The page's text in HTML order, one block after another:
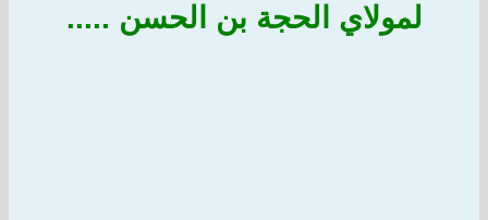
لمولاي الحجة بن الحسن .....